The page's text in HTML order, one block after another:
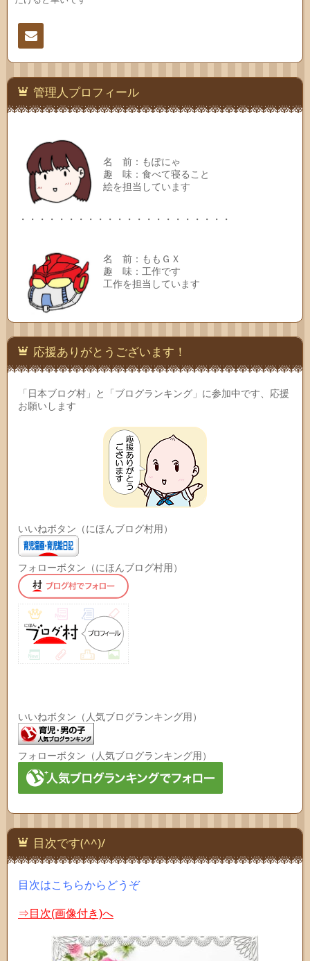
連絡
先 管理人プロフィール
名 前：もぽにゃ
趣 味：食べて寝ること
絵を担当しています
・・・・・・・・・・・・・・・・・・・・・・
名 前：ももＧＸ
趣 味：工作です
工作を担当しています
応援ありがとうございます！
「日本ブログ村」と「ブログランキング」に参加中です、応援
お願いします
いいねボタン（にほんブログ村用）
フォローボタン（にほんブログ村用）
いいねボタン（人気ブログランキング用）
フォローボタン（人気ブログランキング用）
目次です(^^)/
目次はこちらからどうぞ
⇒目次(画像付き)へ